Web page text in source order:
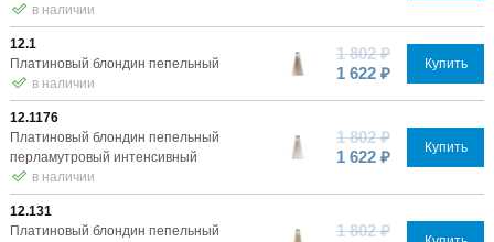
в наличии
12.1
Платиновый блондин пепельный
в наличии
1 802 ₽
1 622 ₽
Купить
12.1176
Платиновый блондин пепельный
перламутровый интенсивный
в наличии
1 802 ₽
1 622 ₽
Купить
12.131
Платиновый блондин пепельный
1 802 ₽